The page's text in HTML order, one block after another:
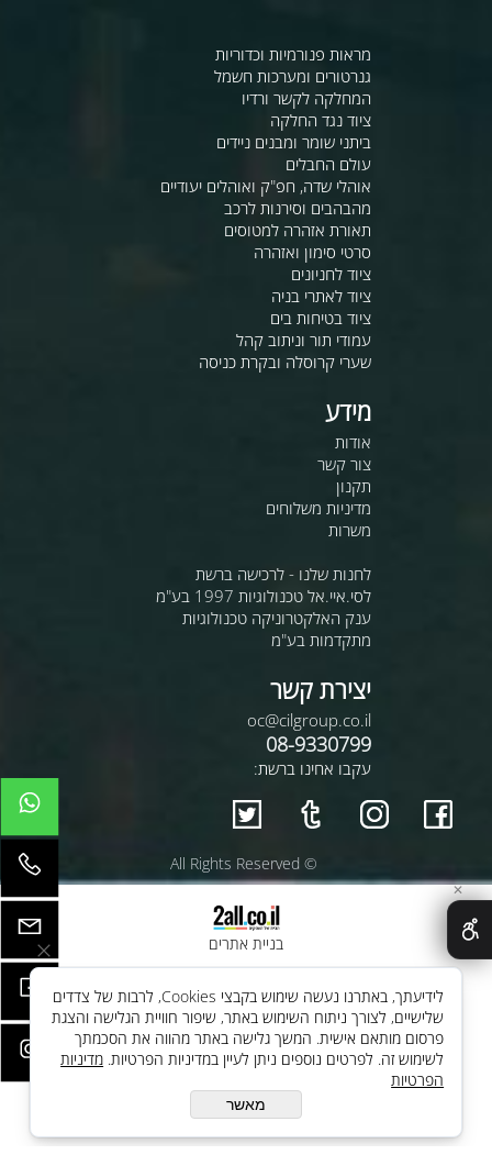
מראות פנורמיות וכדוריות
גנרטורים ומערכות חשמל
המחלקה לקשר ורדיו
ציוד נגד החלקה
ביתני שומר ומבנים ניידים
עולם החבלים
אוהלי שדה, חפ"ק ואוהלים יעודיים
מהבהבים וסירנות לרכב
תאורת אזהרה למטוסים
סרטי סימון ואזהרה
ציוד לחניונים
ציוד לאתרי בניה
ציוד בטיחות בים
עמודי תור וניתוב קהל
שערי קרוסלה ובקרת כניסה
מידע
אודות
צור קשר
תקנון
מדיניות משלוחים
משרות
לחנות שלנו - לרכישה ברשת
לסי.איי.אל טכנולוגיות 1997 בע"מ
ענק האלקטרוניקה טכנולוגיות
מתקדמות בע"מ
יצירת קשר
oc@cilgroup.co.il
08-9330799
עקבו אחינו ברשת:
© All Rights Reserved
בניית אתרים
✕
לידיעתך, באתרנו נעשה שימוש בקבצי Cookies, לרבות של צדדים
שלישיים, לצורך ניתוח השימוש באתר, שיפור חוויית הגלישה והצגת
פרסום מותאם אישית. המשך גלישה באתר מהווה את הסכמתך
לשימוש זה. לפרטים נוספים ניתן לעיין במדיניות הפרטיות. מדיניות
הפרטיות
מאשר